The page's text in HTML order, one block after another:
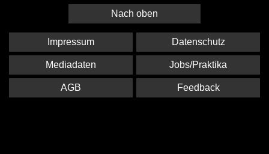
Nach oben
Impressum Datenschutz
Mediadaten Jobs/Praktika
AGB Feedback